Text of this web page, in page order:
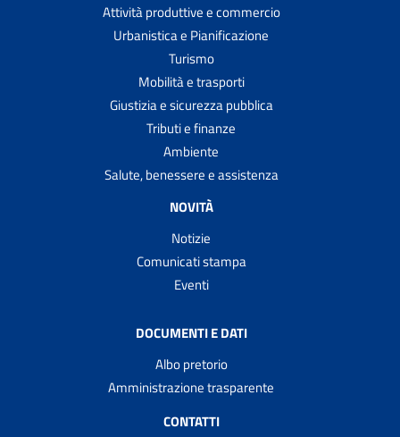
Attività produttive e commercio
Urbanistica e Pianificazione
Turismo
Mobilità e trasporti
Giustizia e sicurezza pubblica
Tributi e finanze
Ambiente
Salute, benessere e assistenza
NOVITÀ
Notizie
Comunicati stampa
Eventi
DOCUMENTI E DATI
Albo pretorio
Amministrazione trasparente
CONTATTI